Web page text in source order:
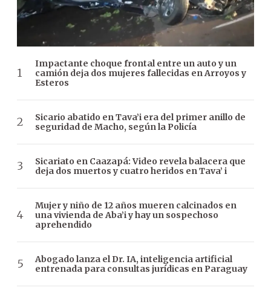
Impactante choque frontal entre un auto y un
camión deja dos mujeres fallecidas en Arroyos y
Esteros
Sicario abatido en Tava’i era del primer anillo de
seguridad de Macho, según la Policía
Sicariato en Caazapá: Video revela balacera que
deja dos muertos y cuatro heridos en Tava’ i
Mujer y niño de 12 años mueren calcinados en
una vivienda de Aba’i y hay un sospechoso
aprehendido
Abogado lanza el Dr. IA, inteligencia artificial
entrenada para consultas jurídicas en Paraguay